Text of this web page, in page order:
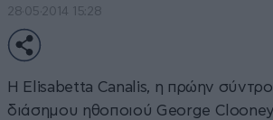
28·05·2014 15:28
Η Elisabetta Canalis, η πρώην
διάσημου ηθοποιού George